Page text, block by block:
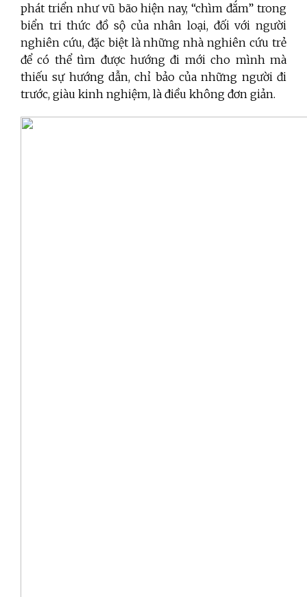
phát triển như vũ bão hiện nay, “chìm đắm” trong
biển tri thức đồ sộ của nhân loại, đối với người
nghiên cứu, đặc biệt là những nhà nghiên cứu trẻ
để có thể tìm được hướng đi mới cho mình mà
thiếu sự hướng dẫn, chỉ bảo của những người đi
trước, giàu kinh nghiệm, là điều không đơn giản.